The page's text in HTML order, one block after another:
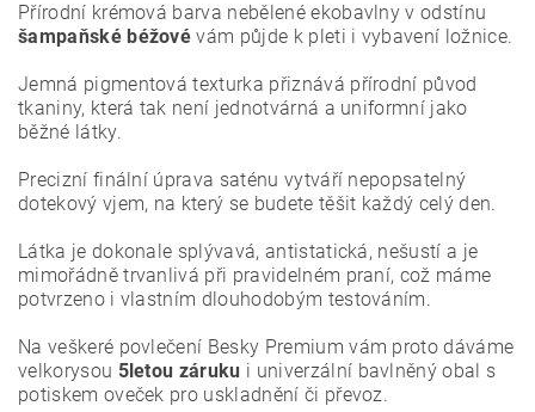
Přírodní krémová barva nebělené ekobavlny v odstínu
šampaňské béžové vám půjde k pleti i vybavení ložnice.
Jemná pigmentová texturka přiznává přírodní původ
tkaniny, která tak není jednotvárná a uniformní jako
běžné látky.
Precizní finální úprava saténu vytváří nepopsatelný
dotekový vjem, na který se budete těšit každý celý den.
Látka je dokonale splývavá, antistatická, nešustí a je
mimořádně trvanlivá při pravidelném praní, což máme
potvrzeno i vlastním dlouhodobým testováním.
Na veškeré povlečení Besky Premium vám proto dáváme
velkorysou 5letou záruku i univerzální bavlněný obal s
potiskem oveček pro uskladnění či převoz.